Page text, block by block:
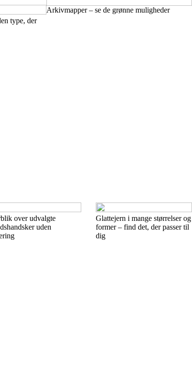
type, der
Arkivmapper – se de grønne muligheder
over udvalgte
uden
Glattejern i mange størrelser og
former – find det, der passer til
dig